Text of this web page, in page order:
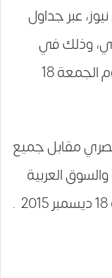
عبر جداول
وذلك في
السوق المصرية والسوق السوداء اليوم الجمعة 18
مقابل جميع
العربية